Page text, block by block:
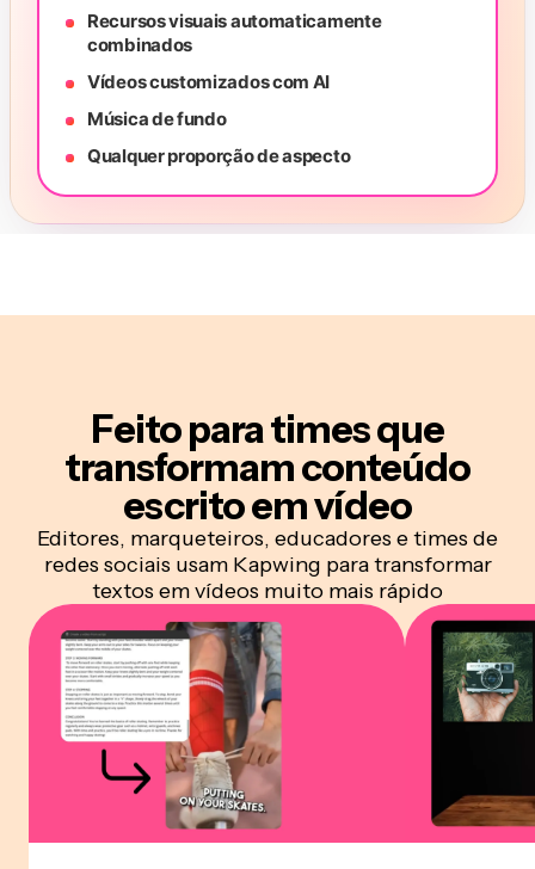
Feito para times que
transformam conteúdo
escrito em vídeo
Editores, marqueteiros, educadores e times de
redes sociais usam Kapwing para transformar
textos em vídeos muito mais rápido